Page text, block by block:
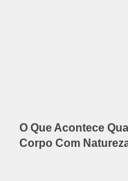
O Que Acontece
Corpo Com